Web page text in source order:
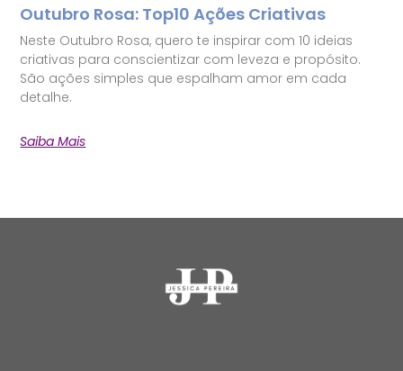
Outubro Rosa: Top10 Ações Criativas
Neste Outubro Rosa, quero te inspirar com 10 ideias
criativas para conscientizar com leveza e propósito.
São ações simples que espalham amor em cada
detalhe.
Saiba Mais